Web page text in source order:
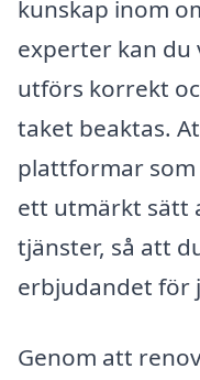
kunskap inom
experter kan du
utförs korrekt
taket beaktas.
plattformar
ett utmärkt sätt
tjänster, så att
erbjudandet för
Genom att